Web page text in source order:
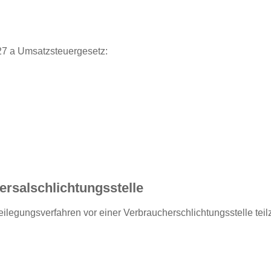
a Umsatzsteuergesetz:
vor einer Verbraucherschlichtungsstelle